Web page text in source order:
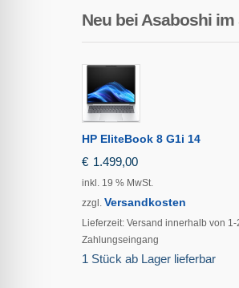
Neu bei Asaboshi im
HP EliteBook 8 G1i 14
€ 1.499,00
inkl. 19 % MwSt.
zzgl. Versandkosten
Lieferzeit: Versand innerhalb von
Zahlungseingang
1 Stück ab Lager lieferbar